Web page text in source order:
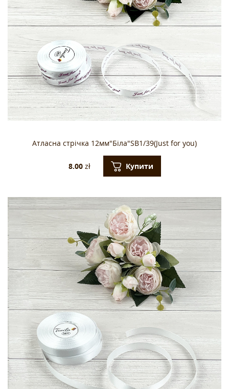
Атласна стрічка 12мм"Біла"SB1/39(Just for you)
8.00zł Купити